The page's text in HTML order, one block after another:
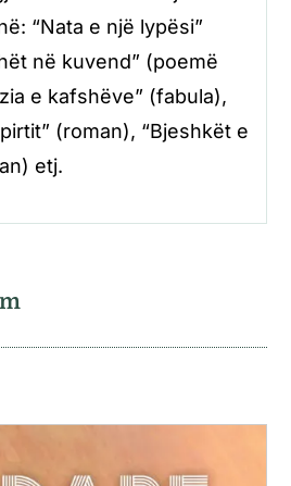
“Nata e një lypësi”
në kuvend” (poemë
e kafshëve” (fabula),
(roman), “Bjeshkët e
etj.